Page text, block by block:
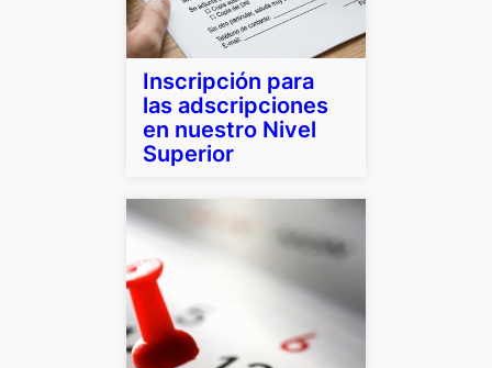
Inscripción para
las adscripciones
en nuestro Nivel
Superior